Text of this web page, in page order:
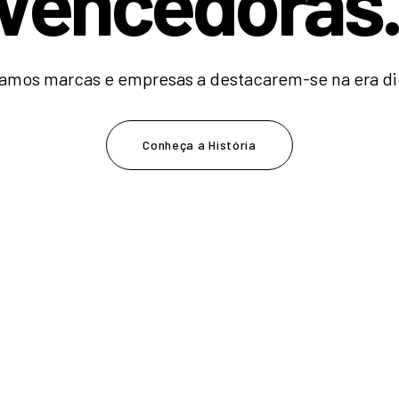
marcas e empresas a destacarem-se na era
Conheça a História